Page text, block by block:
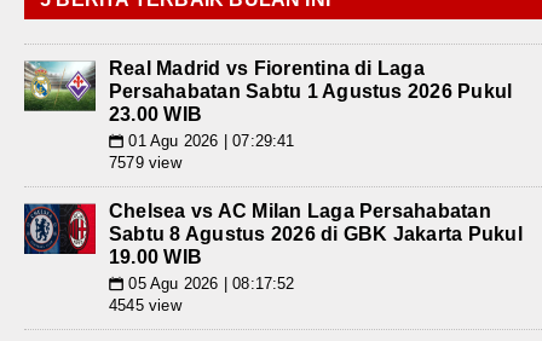
Real Madrid vs Fiorentina di Laga
Persahabatan Sabtu 1 Agustus 2026 Pukul
23.00 WIB
📅 01 Agu 2026 | 07:29:41
7579 view
Chelsea vs AC Milan Laga Persahabatan
Sabtu 8 Agustus 2026 di GBK Jakarta Pukul
19.00 WIB
📅 05 Agu 2026 | 08:17:52
4545 view